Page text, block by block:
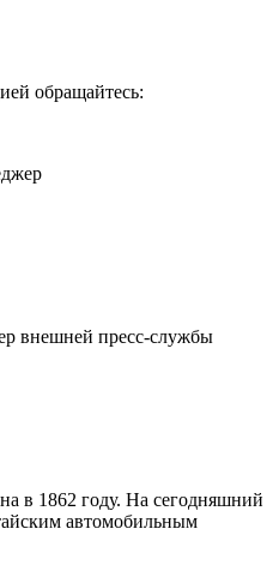
обращайтесь:
внешней пресс-службы
в 1862 году. На сегодняшний
автомобильным